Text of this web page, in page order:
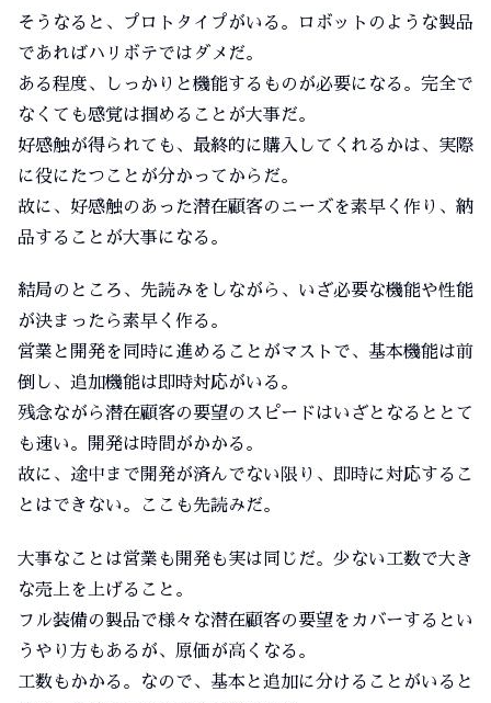
そうなると、プロトタイプがいる。ロボットのような製品
であればハリボテではダメだ。
ある程度、しっかりと機能するものが必要になる。完全で
なくても感覚は掴めることが大事だ。
好感触が得られても、最終的に購入してくれるかは、実際
に役にたつことが分かってからだ。
故に、好感触のあった潜在顧客のニーズを素早く作り、納
品することが大事になる。
結局のところ、先読みをしながら、いざ必要な機能や性能
が決まったら素早く作る。
営業と開発を同時に進めることがマストで、基本機能は前
倒し、追加機能は即時対応がいる。
残念ながら潜在顧客の要望のスピードはいざとなるととて
も速い。開発は時間がかかる。
故に、途中まで開発が済んでない限り、即時に対応するこ
とはできない。ここも先読みだ。
大事なことは営業も開発も実は同じだ。少ない工数で大き
な売上を上げること。
フル装備の製品で様々な潜在顧客の要望をカバーするとい
うやり方もあるが、原価が高くなる。
工数もかかる。なので、基本と追加に分けることがいると